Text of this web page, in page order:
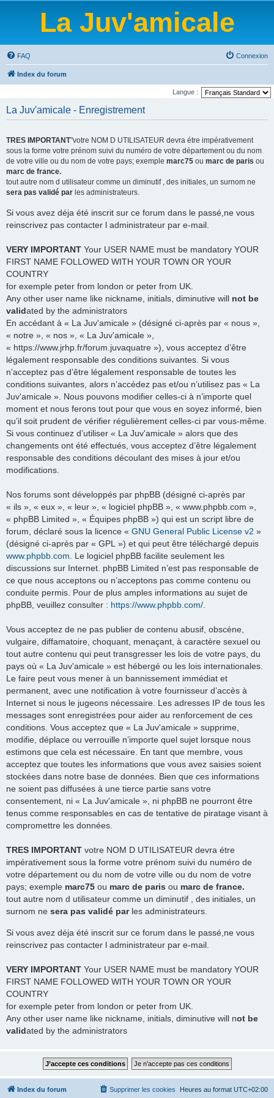
La Juv'amicale
FAQ Connexion
Index du forum
Langue :
La Juv'amicale - Enregistrement
TRES IMPORTANT"votre NOM D UTILISATEUR devra étre impérativement
sous la forme votre prénom suivi du numéro de votre département ou du nom
de votre ville ou du nom de votre pays; exemple marc75 ou marc de paris ou
marc de france.
tout autre nom d utilisateur comme un diminutif , des initiales, un surnom ne
sera pas validé par les administrateurs.
Si vous avez déja été inscrit sur ce forum dans le passé,ne vous
reinscrivez pas contacter l administrateur par e-mail.
VERY IMPORTANT Your USER NAME must be mandatory YOUR
FIRST NAME FOLLOWED WITH YOUR TOWN OR YOUR
COUNTRY
for exemple peter from london or peter from UK.
Any other user name like nickname, initials, diminutive will not be
validated by the administrators
En accédant à « La Juv'amicale » (désigné ci-après par « nous »,
« notre », « nos », « La Juv'amicale »,
« https://www.jrhp.fr/forum.juvaquatre »), vous acceptez d’être
légalement responsable des conditions suivantes. Si vous
n’acceptez pas d’être légalement responsable de toutes les
conditions suivantes, alors n’accédez pas et/ou n’utilisez pas « La
Juv'amicale ». Nous pouvons modifier celles-ci à n’importe quel
moment et nous ferons tout pour que vous en soyez informé, bien
qu’il soit prudent de vérifier régulièrement celles-ci par vous-même.
Si vous continuez d’utiliser « La Juv'amicale » alors que des
changements ont été effectués, vous acceptez d’être légalement
responsable des conditions découlant des mises à jour et/ou
modifications.
Nos forums sont développés par phpBB (désigné ci-après par
« ils », « eux », « leur », « logiciel phpBB », « www.phpbb.com »,
« phpBB Limited », « Équipes phpBB ») qui est un script libre de
forum, déclaré sous la licence « GNU General Public License v2 »
(désigné ci-après par « GPL ») et qui peut être téléchargé depuis
www.phpbb.com. Le logiciel phpBB facilite seulement les
discussions sur Internet. phpBB Limited n’est pas responsable de
ce que nous acceptons ou n’acceptons pas comme contenu ou
conduite permis. Pour de plus amples informations au sujet de
phpBB, veuillez consulter : https://www.phpbb.com/.
Vous acceptez de ne pas publier de contenu abusif, obscène,
vulgaire, diffamatoire, choquant, menaçant, à caractère sexuel ou
tout autre contenu qui peut transgresser les lois de votre pays, du
pays où « La Juv'amicale » est hébergé ou les lois internationales.
Le faire peut vous mener à un bannissement immédiat et
permanent, avec une notification à votre fournisseur d’accès à
Internet si nous le jugeons nécessaire. Les adresses IP de tous les
messages sont enregistrées pour aider au renforcement de ces
conditions. Vous acceptez que « La Juv'amicale » supprime,
modifie, déplace ou verrouille n’importe quel sujet lorsque nous
estimons que cela est nécessaire. En tant que membre, vous
acceptez que toutes les informations que vous avez saisies soient
stockées dans notre base de données. Bien que ces informations
ne soient pas diffusées à une tierce partie sans votre
consentement, ni « La Juv'amicale », ni phpBB ne pourront être
tenus comme responsables en cas de tentative de piratage visant à
compromettre les données.
TRES IMPORTANT votre NOM D UTILISATEUR devra étre
impérativement sous la forme votre prénom suivi du numéro de
votre département ou du nom de votre ville ou du nom de votre
pays; exemple marc75 ou marc de paris ou marc de france.
tout autre nom d utilisateur comme un diminutif , des initiales, un
surnom ne sera pas validé parles administrateurs.
Si vous avez déja été inscrit sur ce forum dans le passé,ne vous
reinscrivez pas contacter l administrateur par e-mail.
VERY IMPORTANT Your USER NAME must be mandatory YOUR
FIRST NAME FOLLOWED WITH YOUR TOWN OR YOUR
COUNTRY
for exemple peter from london or peter from UK.
Any other user name like nickname, initials, diminutive will not be
validated by the administrators
Index du forum Heures au format UTC+02:00
Supprimer les cookies